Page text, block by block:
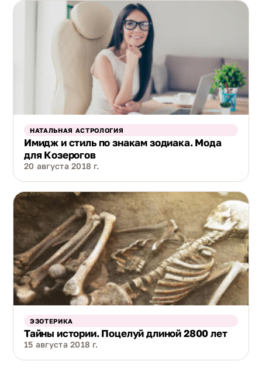
НАТАЛЬНАЯ АСТРОЛОГИЯ
Имидж и стиль по знакам зодиака. Мода
для Козерогов
20 августа 2018 г.
ЭЗОТЕРИКА
Тайны истории. Поцелуй длиной 2800 лет
15 августа 2018 г.